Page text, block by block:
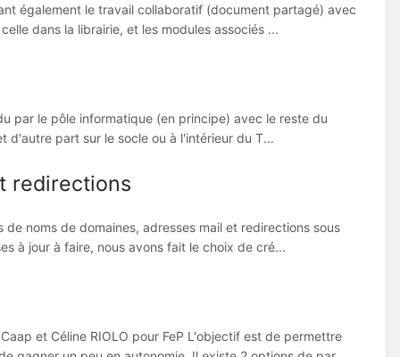
également le travail collaboratif (document partagé) avec
dans la librairie, et les modules associés ...
par le pôle informatique (en principe) avec le reste du
d'autre part sur le socle ou à l'intérieur du T...
redirections
noms de domaines, adresses mail et redirections sous
à jour à faire, nous avons fait le choix de cré...
et Céline RIOLO pour FeP L'objectif est de permettre